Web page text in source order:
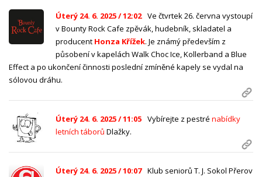
Úterý 24. 6. 2025 / 12:02 Ve čtvrtek 26. června vystoupí
v Bounty Rock Cafe zpěvák, hudebník, skladatel a
producent Honza Křížek. Je známý především z
působení v kapelách Walk Choc Ice, Kollerband a Blue
Effect a po ukončení činnosti poslední zmíněné kapely se vydal na
sólovou dráhu.
Úterý 24. 6. 2025 / 11:05 Vybírejte z pestré nabídky
letních táborů Dlažky.
Úterý 24. 6. 2025 / 10:07 Klub seniorů T. J. Sokol Přerov